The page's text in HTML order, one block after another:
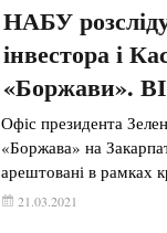
НАБУ
інвестора і
«Боржави».
Офіс президента
«Боржава» на
арештовані в рамках
21.03.2021